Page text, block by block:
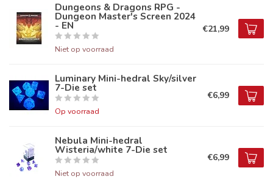
Dungeons & Dragons RPG -
Dungeon Master's Screen 2024
- EN
Niet op voorraad
€21,99
Luminary Mini-hedral Sky/silver
7-Die set
Op voorraad
€6,99
Nebula Mini-hedral
Wisteria/white 7-Die set
Niet op voorraad
€6,99